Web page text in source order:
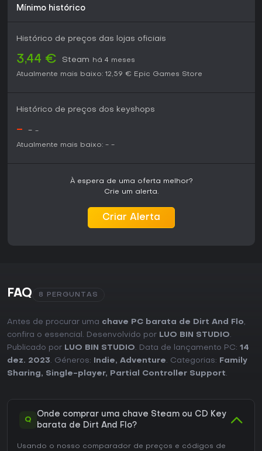
problemas agrada quem curte jogos com mecânicas de
vez de produções grandiosas, este aqui encaixa
performance que garantem jogabilidade confiável. No
jornada single-player focada.
Mínimo histórico
Histórico de preços das lojas oficiais
3,44 € Steam
há 4 meses
Atualmente mais baixo: 12,59 € Epic Games Store
Histórico de preços dos keyshops
- - -
Atualmente mais baixo: - -
À espera de uma oferta melhor?
Crie um alerta.
Criar Alerta
FAQ 8 PERGUNTAS
Antes de procurar uma chave PC barata de Dirt And Flo,
confira o essencial. Desenvolvido por LUO BIN STUDIO.
Publicado por LUO BIN STUDIO. Data de lançamento PC: 14
dez. 2023. Géneros: Indie, Adventure. Categorias:
Family
Sharing, Single-player, Partial Controller Support.
Q
Onde comprar uma chave Steam ou CD Key
barata de Dirt And Flo?
Usando o nosso comparador de preços e códigos de